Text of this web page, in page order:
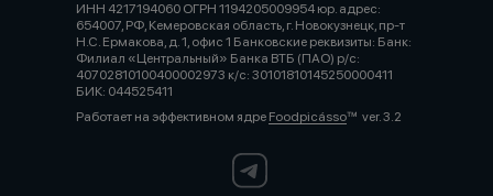
ИНН 4217194060 ОГРН 1194205009954 юр. адрес:
654007, РФ, Кемеровская область, г. Новокузнецк, пр-т
Н.С. Ермакова, д. 1, офис 1 Банковские реквизиты: Банк:
Филиал «Центральный» Банка ВТБ (ПАО) р/с:
40702810100400002973 к/с: 30101810145250000411
БИК: 044525411
Работает на эффективном ядре Foodpicássover. 3.2